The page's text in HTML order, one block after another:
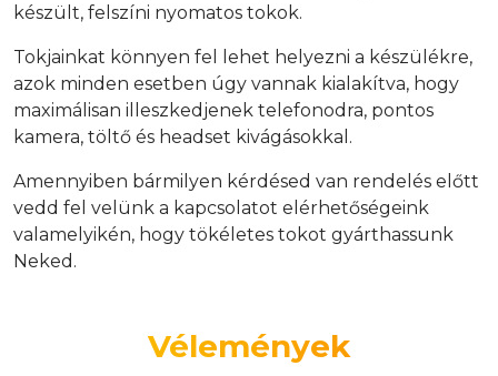
készült, felszíni nyomatos tokok.
Tokjainkat könnyen fel lehet helyezni a készülékre,
azok minden esetben úgy vannak kialakítva, hogy
maximálisan illeszkedjenek telefonodra, pontos
kamera, töltő és headset kivágásokkal.
Amennyiben bármilyen kérdésed van rendelés előtt
vedd fel velünk a kapcsolatot elérhetőségeink
valamelyikén, hogy tökéletes tokot gyárthassunk
Neked.
Vélemények